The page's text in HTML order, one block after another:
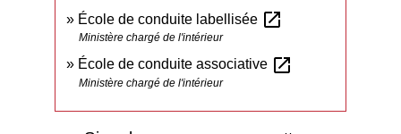
École de conduite labellisée open_in_new
Ministère chargé de l'intérieur
École de conduite associative open_in_new
Ministère chargé de l'intérieur